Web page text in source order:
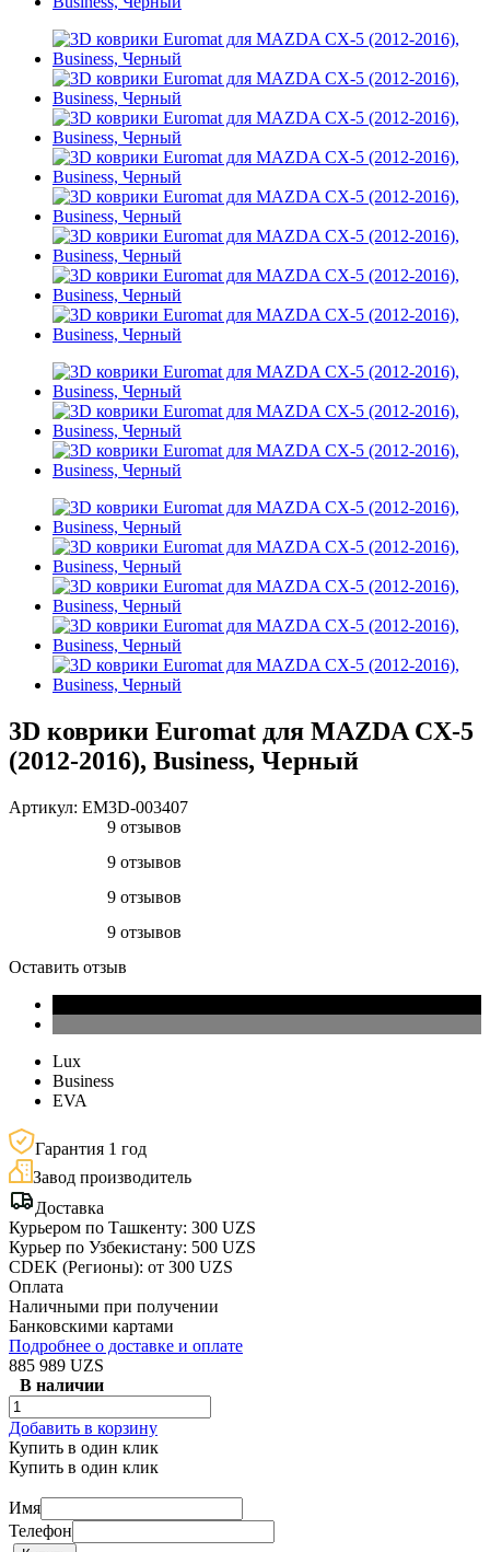
3D коврики Euromat для MAZDA CX-5
(2012-2016), Business, Черный
Артикул: EM3D-003407
9 отзывов
9 отзывов
9 отзывов
9 отзывов
Оставить отзыв
Lux
Business
EVA
Гарантия 1 год
Завод производитель
Доставка
Курьером по Ташкенту: 300 UZS
Курьер по Узбекистану: 500 UZS
CDEK (Регионы): от 300 UZS
Оплата
Наличными при получении
Банковскими картами
Подробнее о доставке и оплате
885 989 UZS
В наличии
Добавить в корзину
Купить в один клик
Купить в один клик
Имя
Телефон